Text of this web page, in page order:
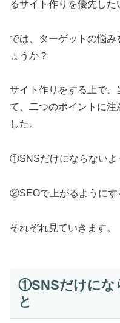
るサイト作りを優先した
では、ターゲットの悩
ょうか？
サイト作りをする上で
て、二つのポイントに注
した。
①SNSだけにならないよ
②SEOで上がるようにす
それぞれ見ていきます。
①SNSだけにな
と